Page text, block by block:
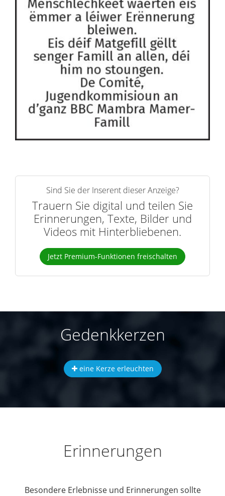
Sind Sie der Inserent dieser Anzeige?
Trauern Sie digital und teilen Sie
Erinnerungen, Texte, Bilder und
Videos mit Hinterbliebenen.
Jetzt Premium-Funktionen freischalten
Gedenkkerzen
eine Kerze erleuchten
Erinnerungen
Besondere Erlebnisse und Erinnerungen sollte